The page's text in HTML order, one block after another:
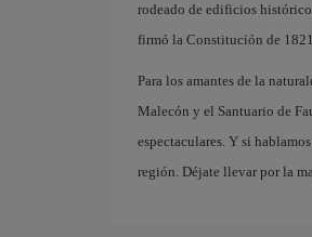
rodeado de edificios
firmó la Constitución de
Para los amantes de la
Malecón y el Santuario de
espectaculares. Y si
región. Déjate llevar por la